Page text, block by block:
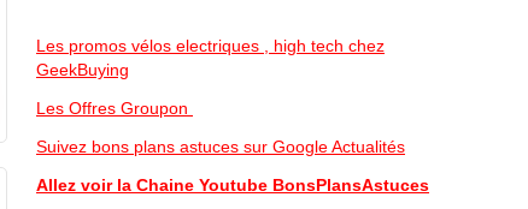
Les promos vélos electriques , high tech chez
GeekBuying
Les Offres Groupon
Suivez bons plans astuces sur Google Actualités
Allez voir la Chaine Youtube BonsPlansAstuces